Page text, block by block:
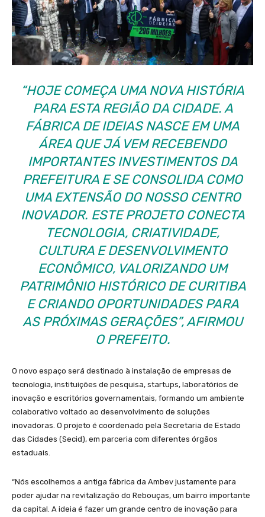
“HOJE COMEÇA UMA NOVA HISTÓRIA
PARA ESTA REGIÃO DA CIDADE. A
FÁBRICA DE IDEIAS NASCE EM UMA
ÁREA QUE JÁ VEM RECEBENDO
IMPORTANTES INVESTIMENTOS DA
PREFEITURA E SE CONSOLIDA COMO
UMA EXTENSÃO DO NOSSO CENTRO
INOVADOR. ESTE PROJETO CONECTA
TECNOLOGIA, CRIATIVIDADE,
CULTURA E DESENVOLVIMENTO
ECONÔMICO, VALORIZANDO UM
PATRIMÔNIO HISTÓRICO DE CURITIBA
E CRIANDO OPORTUNIDADES PARA
AS PRÓXIMAS GERAÇÕES”, AFIRMOU
O PREFEITO.
O novo espaço será destinado à instalação de empresas de
tecnologia, instituições de pesquisa, startups, laboratórios de
inovação e escritórios governamentais, formando um ambiente
colaborativo voltado ao desenvolvimento de soluções
inovadoras. O projeto é coordenado pela Secretaria de Estado
das Cidades (Secid), em parceria com diferentes órgãos
estaduais.
“Nós escolhemos a antiga fábrica da Ambev justamente para
poder ajudar na revitalização do Rebouças, um bairro importante
da capital. A ideia é fazer um grande centro de inovação para